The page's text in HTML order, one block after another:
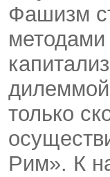
Фашизм
только
Рим». К